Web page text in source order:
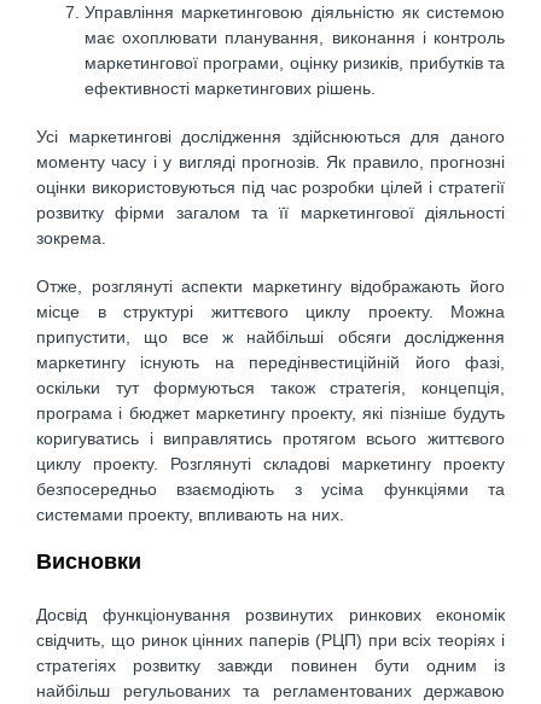
Управління маркетинговою діяльністю як системою
має охоплювати планування, виконання і контроль
маркетингової програми, оцінку ризиків, прибутків та
ефективності маркетингових рішень.
Усі маркетингові дослідження здійснюються для даного
моменту часу і у вигляді прогнозів. Як правило, прогнозні
оцінки використовуються під час розробки цілей і стратегії
розвитку фірми загалом та її маркетингової діяльності
зокрема.
Отже, розглянуті аспекти маркетингу відображають його
місце в структурі життєвого циклу проекту. Можна
припустити, що все ж найбільші обсяги дослідження
маркетингу існують на передінвестиційній його фазі,
оскільки тут формуються також стратегія, концепція,
програма і бюджет маркетингу проекту, які пізніше будуть
коригуватись і виправлятись протягом всього життєвого
циклу проекту. Розглянуті складові маркетингу проекту
безпосередньо взаємодіють з усіма функціями та
системами проекту, впливають на них.
Висновки
Досвід функціонування розвинутих ринкових економік
свідчить, що ринок цінних паперів (РЦП) при всіх теоріях і
стратегіях розвитку завжди повинен бути одним із
найбільш регульованих та регламентованих державою